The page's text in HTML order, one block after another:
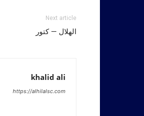
Next article
الهلال — كتور
khalid ali
https://alhilalsc.com